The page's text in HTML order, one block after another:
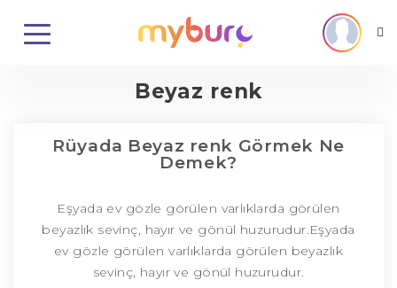
Beyaz renk
Rüyada Beyaz renk Görmek Ne
Demek?
Eşyada ev gözle görülen varlıklarda görülen
beyazlık sevinç, hayır ve gönül huzurudur.Eşyada
ev gözle görülen varlıklarda görülen beyazlık
sevinç, hayır ve gönül huzurudur.